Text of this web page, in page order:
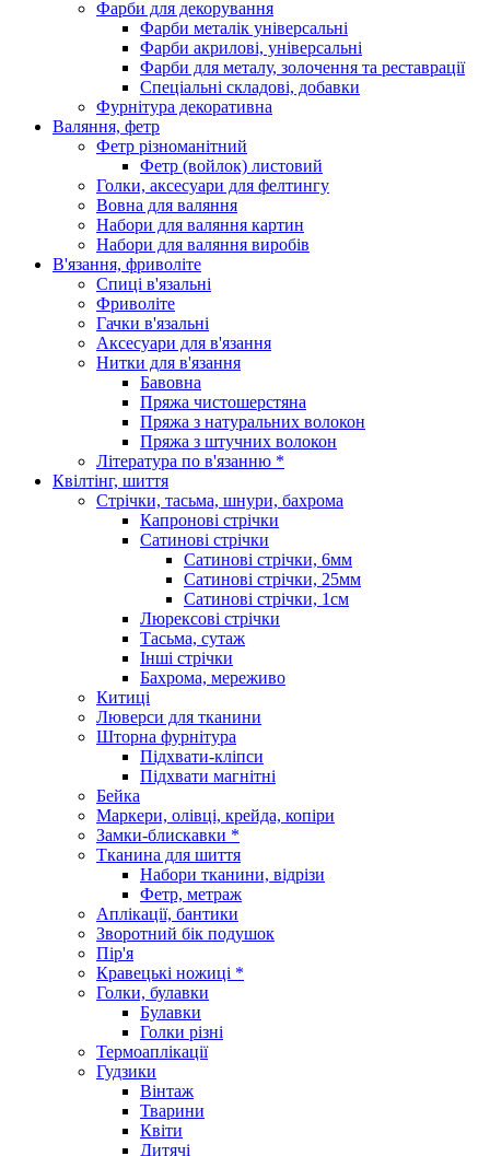
Фарби для декорування
Фарби металік універсальні
Фарби акрилові, універсальні
Фарби для металу, золочення та реставрації
Спеціальні складові, добавки
Фурнітура декоративна
Валяння, фетр
Фетр різноманітний
Фетр (войлок) листовий
Голки, аксесуари для фелтингу
Вовна для валяння
Набори для валяння картин
Набори для валяння виробів
В'язання, фриволіте
Спиці в'язальні
Фриволіте
Гачки в'язальні
Аксесуари для в'язання
Нитки для в'язання
Бавовна
Пряжа чистошерстяна
Пряжа з натуральних волокон
Пряжа з штучних волокон
Література по в'язанню *
Квілтінг, шиття
Стрічки, тасьма, шнури, бахрома
Капронові стрічки
Сатинові стрічки
Сатинові стрічки, 6мм
Сатинові стрічки, 25мм
Сатинові стрічки, 1см
Люрексові стрічки
Тасьма, сутаж
Інші стрічки
Бахрома, мереживо
Китиці
Люверси для тканини
Шторна фурнітура
Підхвати-кліпси
Підхвати магнітні
Бейка
Маркери, олівці, крейда, копіри
Замки-блискавки *
Тканина для шиття
Набори тканини, відрізи
Фетр, метраж
Аплікації, бантики
Зворотний бік подушок
Пір'я
Кравецькі ножиці *
Голки, булавки
Булавки
Голки різні
Термоаплікації
Гудзики
Вінтаж
Тварини
Квіти
Дитячі